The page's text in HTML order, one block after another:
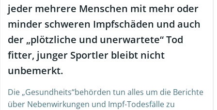
jeder mehrere Menschen mit mehr oder
minder schweren Impfschäden und auch
der „plötzliche und unerwartete“ Tod
fitter, junger Sportler bleibt nicht
unbemerkt.
Die „Gesundheits“behörden tun alles um die Berichte
über Nebenwirkungen und Impf-Todesfälle zu